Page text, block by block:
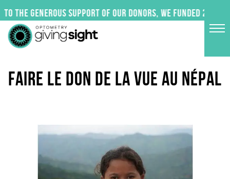
to
content
to the generous support of our donors, we funded 24
FAIRE LE DON DE LA VUE AU NÉPAL